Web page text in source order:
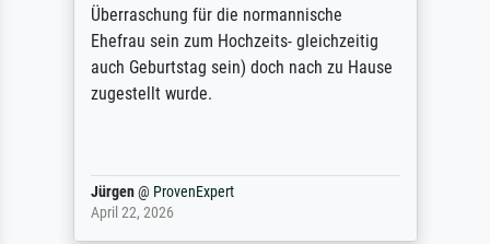
Überraschung für die normannische
Ehefrau sein zum Hochzeits- gleichzeitig
auch Geburtstag sein) doch nach zu Hause
zugestellt wurde.
Jürgen@ ProvenExpert
April 22, 2026